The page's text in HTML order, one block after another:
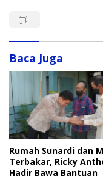
Baca Juga
Rumah Sunardi dan
Terbakar, Ricky
Hadir Bawa Bantuan